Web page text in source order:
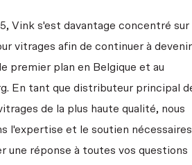
Vink s'est davantage concentré sur
vitrages afin de continuer à devenir
premier plan en Belgique et au
En tant que distributeur principal
de la plus haute qualité, nous
l'expertise et le soutien nécessaires
une réponse à toutes vos questions